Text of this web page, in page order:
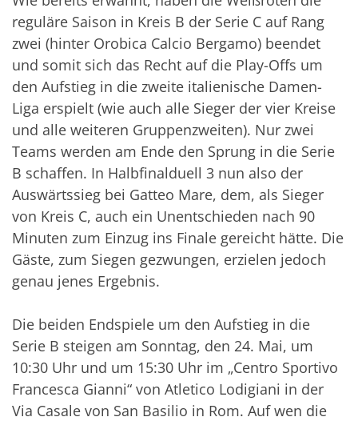
reguläre Saison in Kreis B der Serie C auf Rang
zwei (hinter Orobica Calcio Bergamo) beendet
und somit sich das Recht auf die Play-Offs um
den Aufstieg in die zweite italienische Damen-
Liga erspielt (wie auch alle Sieger der vier Kreise
und alle weiteren Gruppenzweiten). Nur zwei
Teams werden am Ende den Sprung in die Serie
B schaffen. In Halbfinalduell 3 nun also der
Auswärtssieg bei Gatteo Mare, dem, als Sieger
von Kreis C, auch ein Unentschieden nach 90
Minuten zum Einzug ins Finale gereicht hätte. Die
Gäste, zum Siegen gezwungen, erzielen jedoch
genau jenes Ergebnis.
Die beiden Endspiele um den Aufstieg in die
Serie B steigen am Sonntag, den 24. Mai, um
10:30 Uhr und um 15:30 Uhr im „Centro Sportivo
Francesca Gianni“ von Atletico Lodigiani in der
Via Casale von San Basilio in Rom. Auf wen die